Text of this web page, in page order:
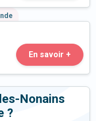
En savoir +
Nonains
?